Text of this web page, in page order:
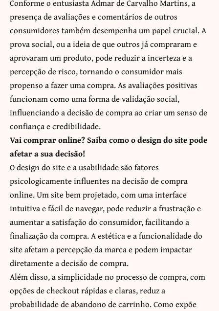
Conforme o entusiasta Admar de Carvalho Martins, a
presença de avaliações e comentários de outros
consumidores também desempenha um papel crucial. A
prova social, ou a ideia de que outros já compraram e
aprovaram um produto, pode reduzir a incerteza e a
percepção de risco, tornando o consumidor mais
propenso a fazer uma compra. As avaliações positivas
funcionam como uma forma de validação social,
influenciando a decisão de compra ao criar um senso de
confiança e credibilidade.
Vai comprar online? Saiba como o design do site pode
afetar a sua decisão!
O design do site e a usabilidade são fatores
psicologicamente influentes na decisão de compra
online. Um site bem projetado, com uma interface
intuitiva e fácil de navegar, pode reduzir a frustração e
aumentar a satisfação do consumidor, facilitando a
finalização da compra. A estética e a funcionalidade do
site afetam a percepção da marca e podem impactar
diretamente a decisão de compra.
Além disso, a simplicidade no processo de compra, com
opções de checkout rápidas e claras, reduz a
probabilidade de abandono de carrinho. Como expõe